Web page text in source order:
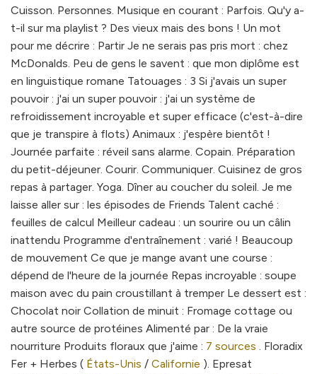
Cuisson. Personnes. Musique en courant : Parfois. Qu'y a-
t-il sur ma playlist ? Des vieux mais des bons ! Un mot
pour me décrire : Partir Je ne serais pas pris mort : chez
McDonalds. Peu de gens le savent : que mon diplôme est
en linguistique romane Tatouages : 3 Si j'avais un super
pouvoir : j'ai un super pouvoir : j'ai un système de
refroidissement incroyable et super efficace (c'est-à-dire
que je transpire à flots) Animaux : j'espère bientôt !
Journée parfaite : réveil sans alarme. Copain. Préparation
du petit-déjeuner. Courir. Communiquer. Cuisinez de gros
repas à partager. Yoga. Dîner au coucher du soleil. Je me
laisse aller sur : les épisodes de Friends Talent caché :
feuilles de calcul Meilleur cadeau : un sourire ou un câlin
inattendu Programme d'entraînement : varié ! Beaucoup
de mouvement Ce que je mange avant une course :
dépend de l'heure de la journée Repas incroyable : soupe
maison avec du pain croustillant à tremper Le dessert est :
Chocolat noir Collation de minuit : Fromage cottage ou
autre source de protéines Alimenté par : De la vraie
nourriture Produits floraux que j'aime : 7 sources . Floradix
Fer + Herbes ( États-Unis / Californie ). Epresat